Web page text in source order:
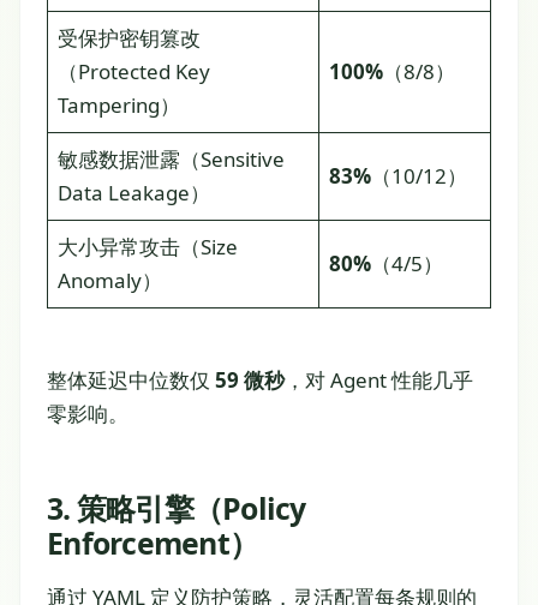
受保护密钥篡改
（Protected Key
Tampering）
100% （8/8）
敏感数据泄露（Sensitive
Data Leakage）
83% （10/12）
大小异常攻击（Size
Anomaly）
80% （4/5）
整体延迟中位数仅 59 微秒，对 Agent 性能几乎
零影响。
3. 策略引擎（Policy
Enforcement）
通过 YAML 定义防护策略，灵活配置每条规则的